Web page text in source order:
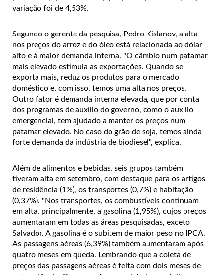
variação foi de 4,53%.
Segundo o gerente da pesquisa, Pedro Kislanov, a alta
nos preços do arroz e do óleo está relacionada ao dólar
alto e à maior demanda interna. "O câmbio num patamar
mais elevado estimula as exportações. Quando se
exporta mais, reduz os produtos para o mercado
doméstico e, com isso, temos uma alta nos preços.
Outro fator é demanda interna elevada, que por conta
dos programas de auxílio do governo, como o auxílio
emergencial, tem ajudado a manter os preços num
patamar elevado. No caso do grão de soja, temos ainda
forte demanda da indústria de biodiesel", explica.
Além de alimentos e bebidas, seis grupos também
tiveram alta em setembro, com destaque para os artigos
de residência (1%), os transportes (0,7%) e habitação
(0,37%). "Nos transportes, os combustíveis continuam
em alta, principalmente, a gasolina (1,95%), cujos preços
aumentaram em todas as áreas pesquisadas, exceto
Salvador. A gasolina é o subitem de maior peso no IPCA.
As passagens aéreas (6,39%) também aumentaram após
quatro meses em queda. Lembrando que a coleta de
preços das passagens aéreas é feita com dois meses de